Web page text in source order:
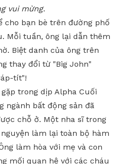
vui mừng.
cho bạn bè trên đường phố
Mỗi tuần, ông lại dẫn thêm
Biệt danh của ông trên
thay đổi từ "Big John"
tít"!
trong dịp Alpha Cuối
ngành bất động sản đã
chỗ ở. Một nha sĩ trong
làm lại toàn bộ hàm
làm hòa với mẹ và con
mối quan hệ với các cháu